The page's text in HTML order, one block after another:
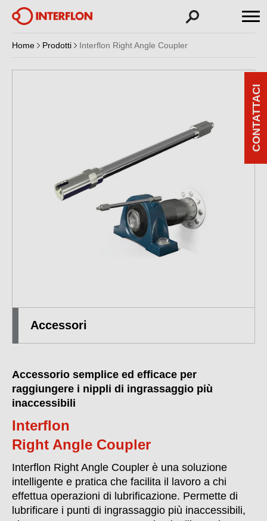
Home Prodotti Interflon Right Angle Coupler
Accessori
Accessorio semplice ed efficace per
raggiungere i nippli di ingrassaggio più
inaccessibili
Interflon
Right Angle Coupler
Interflon Right Angle Coupler è una soluzione
intelligente e pratica che facilita il lavoro a chi
effettua operazioni di lubrificazione. Permette di
lubrificare i punti di ingrassaggio più inaccessibili,
CONTATTACI